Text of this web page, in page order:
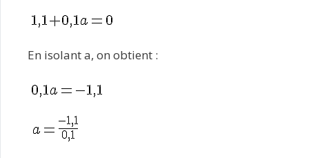
En isolant a, on obtient :